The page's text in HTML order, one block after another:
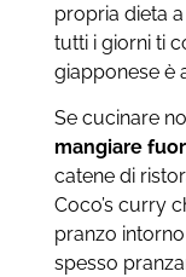
propria dieta
tutti i giorni ti
giapponese è
Se cucinare
mangiare
catene di
Coco’s curry
pranzo
spesso